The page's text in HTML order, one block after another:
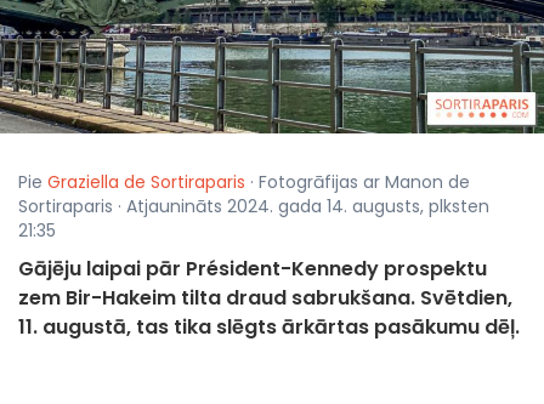
Pie Graziella de Sortiraparis · Fotogrāfijas ar Manon de
Sortiraparis · Atjaunināts 2024. gada 14. augusts, plksten
21:35
Gājēju laipai pār Président-Kennedy prospektu
zem Bir-Hakeim tilta draud sabrukšana. Svētdien,
11. augustā, tas tika slēgts ārkārtas pasākumu dēļ.